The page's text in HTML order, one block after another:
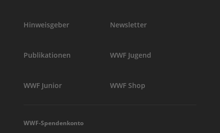
Hinweisgeber Newsletter
Publikationen WWF Jugend
WWF Junior WWF Shop
WWF-Spendenkonto